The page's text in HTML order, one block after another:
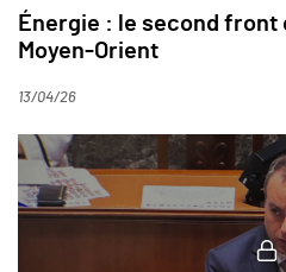
Énergie : le second front
Moyen-Orient
13/04/26